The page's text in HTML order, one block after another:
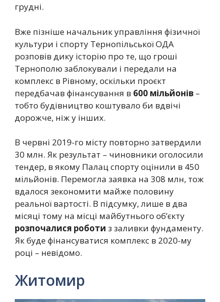
грудні.
Вже пізніше начальник управління фізичної
культури і спорту Тернопільської ОДА
розповів дику історію про те, що гроші
Тернополю заблокували і передали на
комплекс в Рівному, оскільки проєкт
передбачав фінансування в 600 мільйонів –
тобто будівництво коштувало би вдвічі
дорожче, ніж у інших.
В червні 2019-го місту повторно затвердили
30 млн. Як результат – чиновники оголосили
тендер, в якому Палац спорту оцінили в 450
мільйонів. Перемогла заявка на 308 млн, тож
вдалося зекономити майже половину
реальної вартості. В підсумку, лише в два
місяці тому на місці майбутнього об’єкту
розпочалися роботи з заливки фундаменту.
Як буде фінансуватися комплекс в 2020-му
році – невідомо.
Житомир